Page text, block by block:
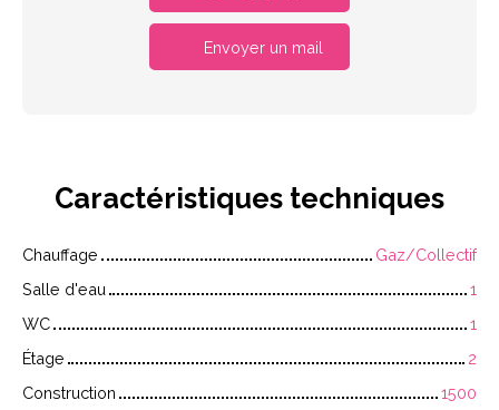
Envoyer un mail
Caractéristiques techniques
Chauffage
Gaz/Collectif
Salle d'eau
1
WC
1
Étage
2
Construction
1500